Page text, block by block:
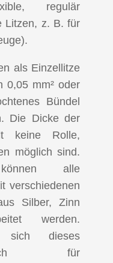
regulär
Litzen, z. B. für
als Einzellitze
0,05 mm² oder
Bündel
Die Dicke der
keine Rolle,
möglich sind.
alle
verschiedenen
Silber, Zinn
werden.
sich dieses
für